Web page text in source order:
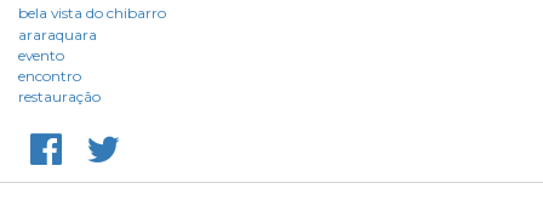
bela vista do chibarro
araraquara
evento
encontro
restauração